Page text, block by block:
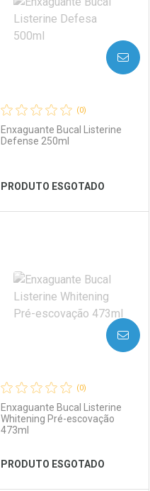
Ver Desconto Convênio
(0)
Enxaguante Bucal Listerine
Defense 250ml
PRODUTO ESGOTADO
AVISE-ME
Laboratório
Ver Desconto Convênio
Por Menos
(0)
Enxaguante Bucal Listerine
Whitening Pré-escovação
473ml
PRODUTO ESGOTADO
AVISE-ME